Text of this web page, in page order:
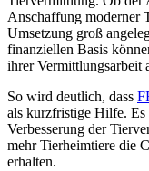
Anschaffung moderner
Umsetzung groß
finanziellen Basis
ihrer Vermittlungsarbeit
So wird deutlich, dass
als kurzfristige Hilfe. Es
Verbesserung der
mehr Tierheimtiere die
erhalten.